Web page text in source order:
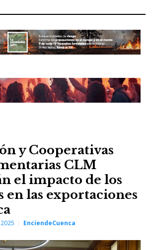
y Cooperativas
CLM
el impacto de los
en las exportaciones
EnciendeCuenca